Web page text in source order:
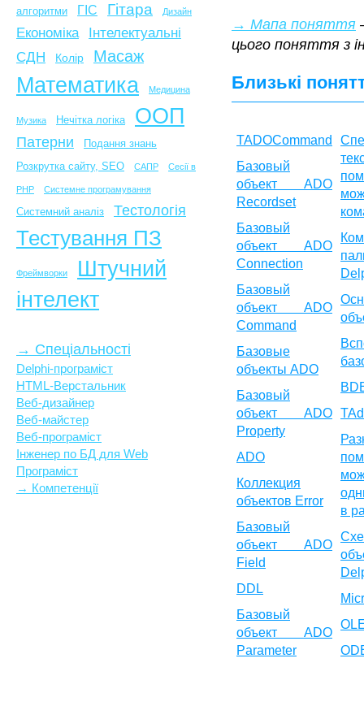
алгоритми
ГІС Гітара Дизайн
Економіка
Інтелектуальні
СДН
Колір Масаж
Математика Медицина
Музика Нечітка логіка ООП
Патерни
Подання знань
Розкрутка сайту, SEO
САПР Сесії в
PHP Системне програмування
Системний аналіз Тестологія
Тестування ПЗ
Фреймворки
Штучний
інтелект
→ Спеціальності
Delphi-програміст
HTML-Верстальник
Веб-дизайнер
Веб-майстер
Веб-програміст
Інженер по БД для Web
Програміст
→ Компетенції
→ Мапа поняття
цього поняття з
Близькі
TADOCommand
Базовый
объект ADO
Recordset
Базовый
объект ADO
Connection
Базовый
объект ADO
Command
Базовые
объекты ADO
Базовый
объект ADO
Property
ADO
Коллекция
объектов Error
Базовый
объект ADO
Field
DDL
Базовый
объект ADO
Parameter
в